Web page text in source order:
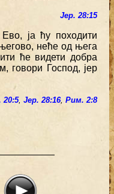
Јер. 28:15
ја ћу походити
неће од њега
ће видети добра
говори Господ, јер
20:5, Јер. 28:16, Рим. 2:8